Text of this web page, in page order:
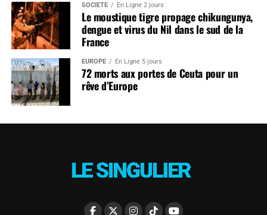
SOCIÉTÉ En Ligne 2 jours
Le moustique tigre propage chikungunya,
dengue et virus du Nil dans le sud de la
France
EUROPE En Ligne 5 jours
72 morts aux portes de Ceuta pour un
rêve d’Europe